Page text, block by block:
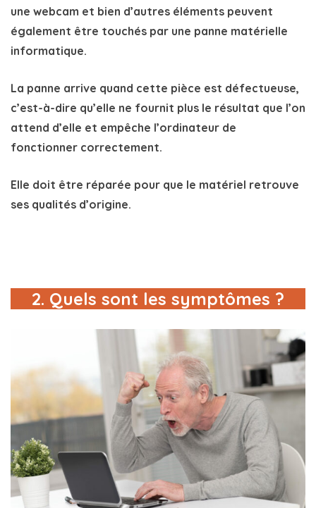
une webcam et bien d’autres éléments peuvent
également être touchés par une panne matérielle
informatique.
La panne arrive quand cette pièce est défectueuse,
c’est-à-dire qu’elle ne fournit plus le résultat que l’on
attend d’elle et empêche l’ordinateur de
fonctionner correctement.
Elle doit être réparée pour que le matériel retrouve
ses qualités d’origine.
2. Quels sont les symptômes ?